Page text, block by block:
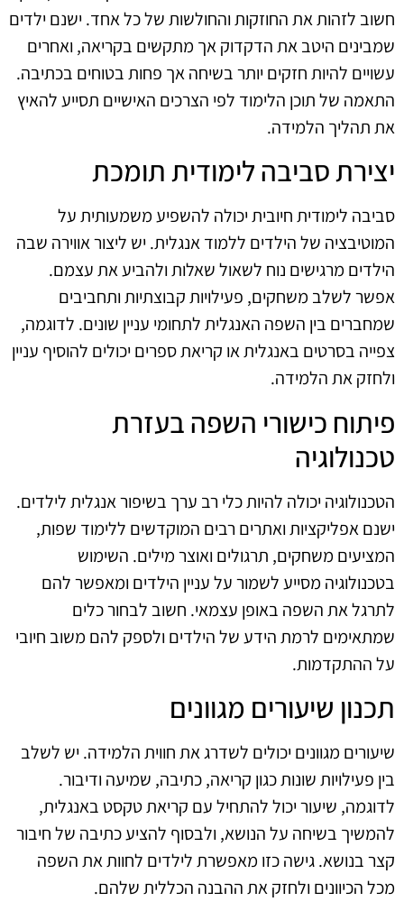
חשוב לזהות את החוזקות והחולשות של כל אחד. ישנם ילדים
שמבינים היטב את הדקדוק אך מתקשים בקריאה, ואחרים
עשויים להיות חזקים יותר בשיחה אך פחות בטוחים בכתיבה.
התאמה של תוכן הלימוד לפי הצרכים האישיים תסייע להאיץ
את תהליך הלמידה.
יצירת סביבה לימודית תומכת
סביבה לימודית חיובית יכולה להשפיע משמעותית על
המוטיבציה של הילדים ללמוד אנגלית. יש ליצור אווירה שבה
הילדים מרגישים נוח לשאול שאלות ולהביע את עצמם.
אפשר לשלב משחקים, פעילויות קבוצתיות ותחביבים
שמחברים בין השפה האנגלית לתחומי עניין שונים. לדוגמה,
צפייה בסרטים באנגלית או קריאת ספרים יכולים להוסיף עניין
ולחזק את הלמידה.
פיתוח כישורי השפה בעזרת
טכנולוגיה
הטכנולוגיה יכולה להיות כלי רב ערך בשיפור אנגלית לילדים.
ישנם אפליקציות ואתרים רבים המוקדשים ללימוד שפות,
המציעים משחקים, תרגולים ואוצר מילים. השימוש
בטכנולוגיה מסייע לשמור על עניין הילדים ומאפשר להם
לתרגל את השפה באופן עצמאי. חשוב לבחור כלים
שמתאימים לרמת הידע של הילדים ולספק להם משוב חיובי
על ההתקדמות.
תכנון שיעורים מגוונים
שיעורים מגוונים יכולים לשדרג את חווית הלמידה. יש לשלב
בין פעילויות שונות כגון קריאה, כתיבה, שמיעה ודיבור.
לדוגמה, שיעור יכול להתחיל עם קריאת טקסט באנגלית,
להמשיך בשיחה על הנושא, ולבסוף להציע כתיבה של חיבור
קצר בנושא. גישה כזו מאפשרת לילדים לחוות את השפה
מכל הכיוונים ולחזק את ההבנה הכללית שלהם.